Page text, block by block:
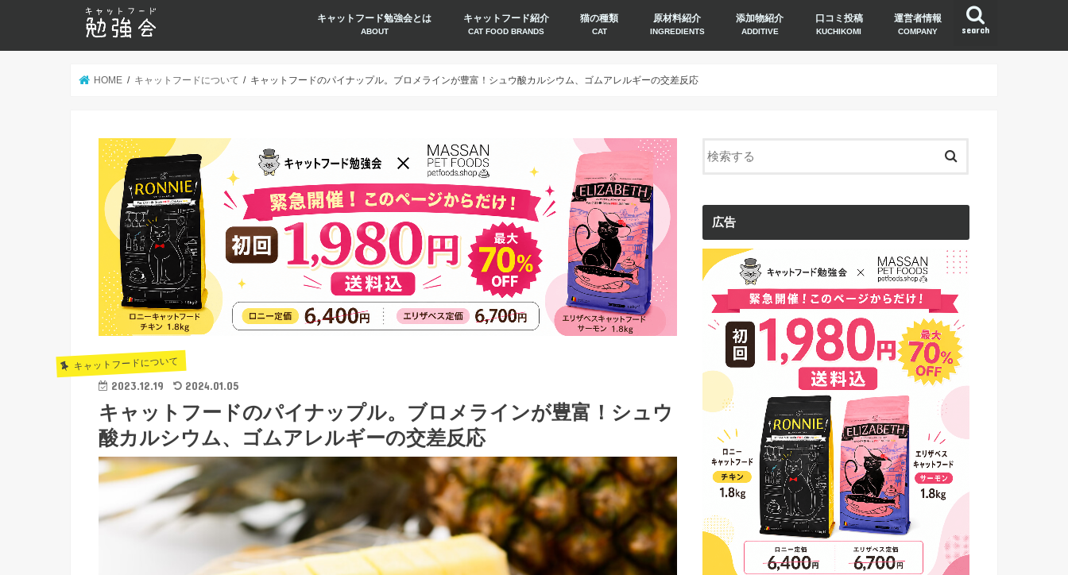
search
キャットフード勉強会とは
ABOUT
キャットフード紹介
CAT FOOD BRANDS
猫の種類
CAT
原材料紹介
INGREDIENTS
添加物紹介
ADDITIVE
口コミ投稿
KUCHIKOMI
運営者情報
COMPANY
HOME キャットフードについて キャットフードのパイナップル。ブロメラインが豊富！シュウ酸カルシウム、ゴムアレルギーの交差反応
キャットフードについて
2023.12.19 2024.01.05
キャットフードのパイナップル。ブロメラインが豊富！シュウ
酸カルシウム、ゴムアレルギーの交差反応
広告